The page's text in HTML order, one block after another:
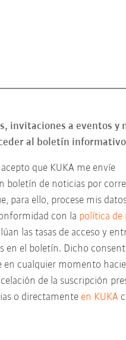
invitaciones a eventos y
al boletín informativo
que KUKA me envíe
boletín de noticias por
para ello, procese mis
con la política de
las tasas de acceso y
en el boletín. Dicho
en cualquier momento
de la suscripción
o directamente en KUKA